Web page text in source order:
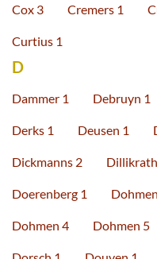
Cox 3 Cremers 1
Curtius 1
D
Dammer 1 Debruyn 1
Derks 1 Deusen 1
Dickmanns 2
Doerenberg 1
Dohmen 4 Dohmen 5